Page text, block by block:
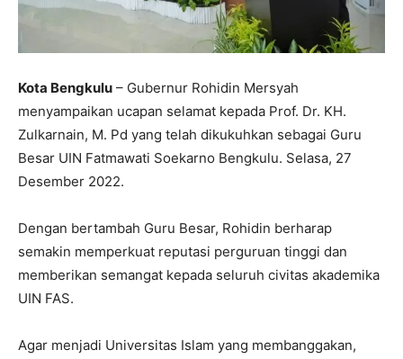
Kota Bengkulu – Gubernur Rohidin Mersyah
menyampaikan ucapan selamat kepada Prof. Dr. KH.
Zulkarnain, M. Pd yang telah dikukuhkan sebagai Guru
Besar UIN Fatmawati Soekarno Bengkulu. Selasa, 27
Desember 2022.
Dengan bertambah Guru Besar, Rohidin berharap
semakin memperkuat reputasi perguruan tinggi dan
memberikan semangat kepada seluruh civitas akademika
UIN FAS.
Agar menjadi Universitas Islam yang membanggakan,